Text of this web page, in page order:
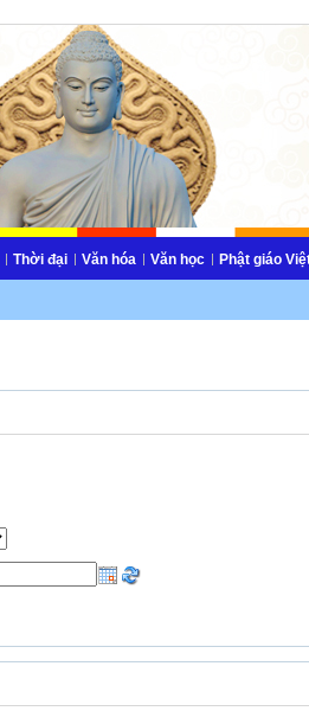
Thời đại Văn hóa Văn học Phật giáo